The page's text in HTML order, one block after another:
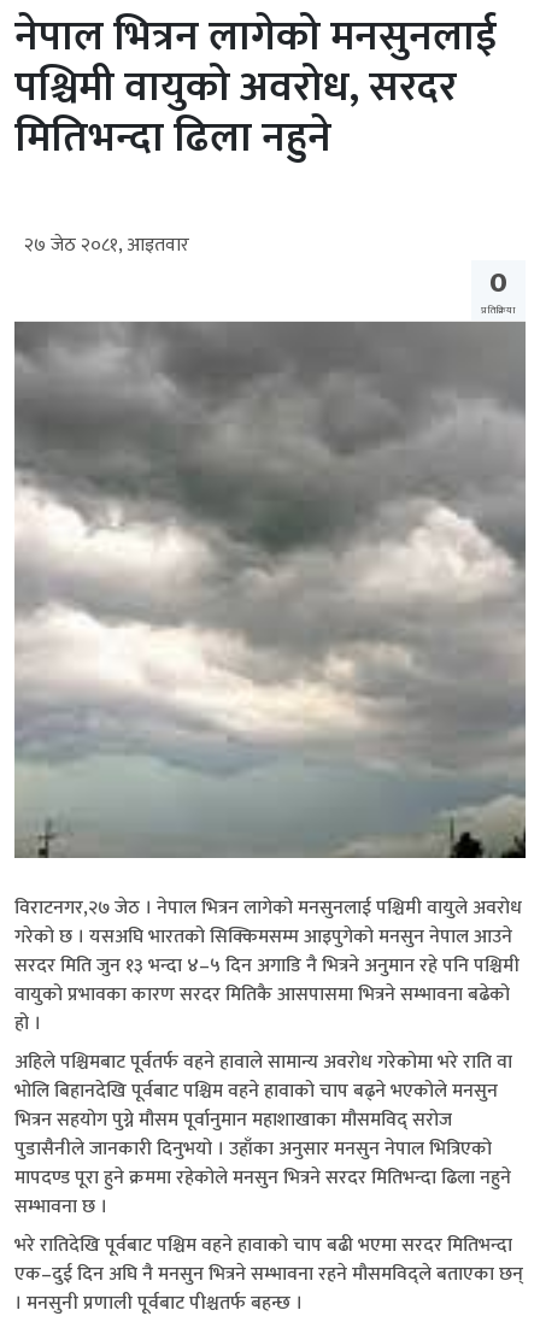
नेपाल भित्रन लागेको मनसुनलाई
पश्चिमी वायुको अवरोध, सरदर
मितिभन्दा ढिला नहुने
२७ जेठ २०८१, आइतवार
0
प्रतिक्रिया
विराटनगर,२७ जेठ । नेपाल भित्रन लागेको मनसुनलाई पश्चिमी वायुले अवरोध
गरेको छ । यसअघि भारतको सिक्किमसम्म आइपुगेको मनसुन नेपाल आउने
सरदर मिति जुन १३ भन्दा ४–५ दिन अगाडि नै भित्रने अनुमान रहे पनि पश्चिमी
वायुको प्रभावका कारण सरदर मितिकै आसपासमा भित्रने सम्भावना बढेको
हो ।
अहिले पश्चिमबाट पूर्वतर्फ वहने हावाले सामान्य अवरोध गरेकोमा भरे राति वा
भोलि बिहानदेखि पूर्वबाट पश्चिम वहने हावाको चाप बढ्ने भएकोले मनसुन
भित्रन सहयोग पुग्ने मौसम पूर्वानुमान महाशाखाका मौसमविद् सरोज
पुडासैनीले जानकारी दिनुभयो । उहाँका अनुसार मनसुन नेपाल भित्रिएको
मापदण्ड पूरा हुने क्रममा रहेकोले मनसुन भित्रने सरदर मितिभन्दा ढिला नहुने
सम्भावना छ ।
भरे रातिदेखि पूर्वबाट पश्चिम वहने हावाको चाप बढी भएमा सरदर मितिभन्दा
एक–दुई दिन अघि नै मनसुन भित्रने सम्भावना रहने मौसमविद्ले बताएका छन्
। मनसुनी प्रणाली पूर्वबाट पीश्चतर्फ बहन्छ ।